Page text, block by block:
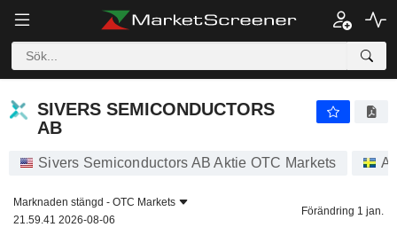
SIVERS SEMICONDUCTORS
AB
Sivers Semiconductors AB Aktie OTC Markets
Marknaden stängd - OTC Markets
21.59.41 2026-08-06
Förändring 1 jan.